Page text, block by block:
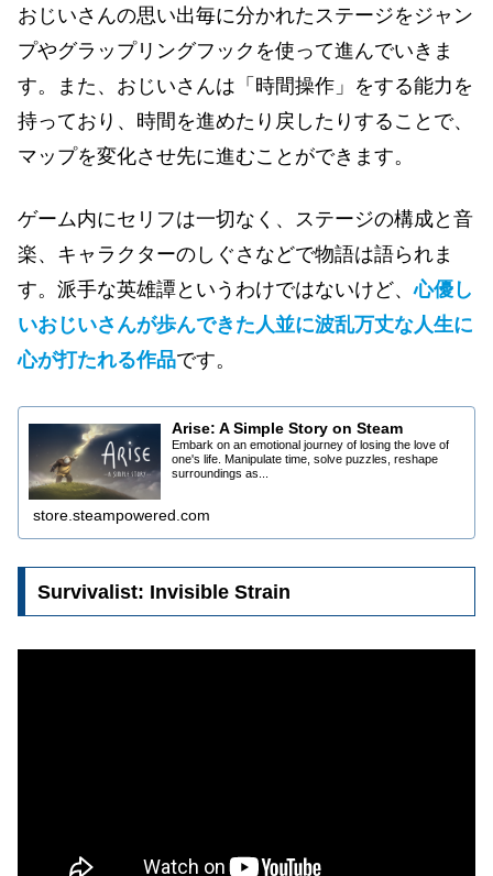
おじいさんの思い出毎に分かれたステージをジャン
プやグラップリングフックを使って進んでいきま
す。また、おじいさんは「時間操作」をする能力を
持っており、時間を進めたり戻したりすることで、
マップを変化させ先に進むことができます。
ゲーム内にセリフは一切なく、ステージの構成と音
楽、キャラクターのしぐさなどで物語は語られま
す。派手な英雄譚というわけではないけど、心優し
いおじいさんが歩んできた人並に波乱万丈な人生に
心が打たれる作品です。
Arise: A Simple Story on Steam
Embark on an emotional journey of losing the love of
one's life. Manipulate time, solve puzzles, reshape
surroundings as...
store.steampowered.com
Survivalist: Invisible Strain